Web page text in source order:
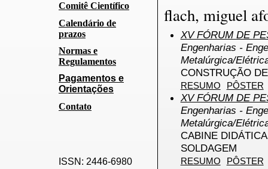
Comitê Científico
Calendário de
prazos
Normas e
Regulamentos
Pagamentos e
Orientações
Contato
ISSN: 2446-6980
flach, miguel
XV FÓRUM DE
Engenharias -
Metalúrgica/
CONSTRUÇÃO
RESUMO PÔSTER
XV FÓRUM DE
Engenharias -
Metalúrgica/
CABINE
SOLDAGEM
RESUMO PÔSTER